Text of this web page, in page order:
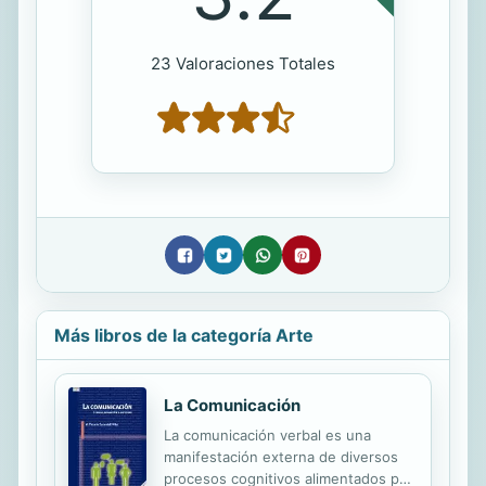
23 Valoraciones Totales
Más libros de la categoría Arte
La Comunicación
La comunicación verbal es una
manifestación externa de diversos
procesos cognitivos alimentados por